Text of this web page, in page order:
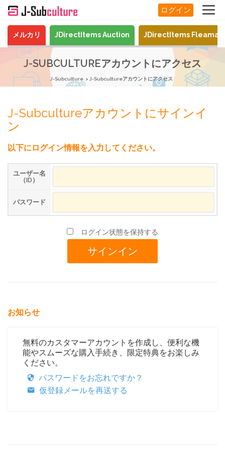
ログイン
メルカリ JDirectItems Auction JDirectItems
J-SUBCULTUREアカウントにアクセス
J-Subculture J-Subcultureアカウントにアクセス
J-Subcultureアカウントにサインイ
ン
以下にログイン情報を入力してください。
ユーザー名
（ID）
パスワード
ログイン状態を保持する
お知らせ
無料のカスタマーアカウントを作成し、便利な機
能やスムーズな購入手続き、限定特典をお楽しみ
ください。
パスワードをお忘れですか？
仮登録メールを再送する